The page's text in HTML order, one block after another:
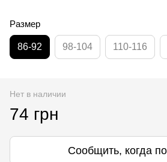
Размер
86-92 98-104 110-116
Нет в наличии
74 грн
Сообщить, когда